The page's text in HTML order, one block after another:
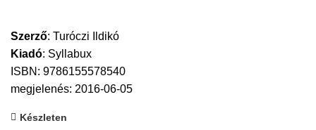
Szerző: Turóczi Ildikó
Kiadó: Syllabux
ISBN: 9786155578540
megjelenés: 2016-06-05
Készleten